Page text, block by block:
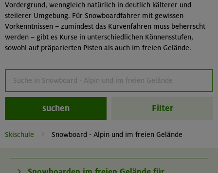
Vordergrund, wenngleich natürlich in deutlich kälterer und
steilerer Umgebung. Für Snowboardfahrer mit gewissen
Vorkenntnissen – zumindest das Kurvenfahren muss beherrscht
werden – gibt es Kurse in unterschiedlichen Könnensstufen,
sowohl auf präparierten Pisten als auch im freien Gelände.
suchen Filter
Skischule Snowboard - Alpin und im freien Gelände